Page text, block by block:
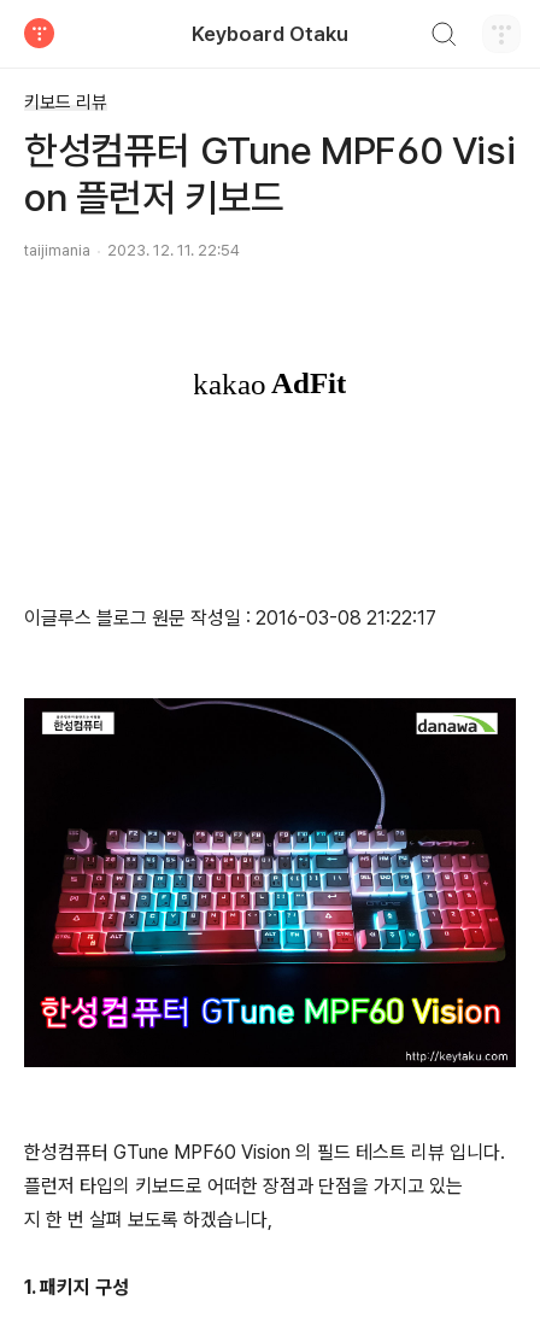
Keyboard Otaku
키보드 리뷰
한성컴퓨터 GTune MPF60 Visi
on 플런저 키보드
taijimania 2023. 12. 11. 22:54
이글루스 블로그 원문 작성일 : 2016-03-08 21:22:17
한성컴퓨터 GTune MPF60 Vision 의 필드 테스트 리뷰 입니다.
플런저 타입의 키보드로 어떠한 장점과 단점을 가지고 있는
지 한 번 살펴 보도록 하겠습니다,
1. 패키지 구성